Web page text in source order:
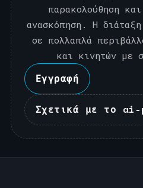
παρακολούθηση
ανασκόπηση. Η
σε πολλαπλά
και κινητών με
Εγγραφή
Σχετικά με το